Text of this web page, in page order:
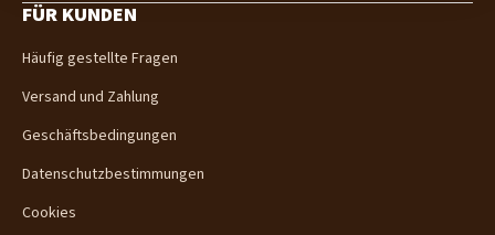
FÜR KUNDEN
Häufig gestellte Fragen
Versand und Zahlung
Geschäftsbedingungen
Datenschutzbestimmungen
Cookies